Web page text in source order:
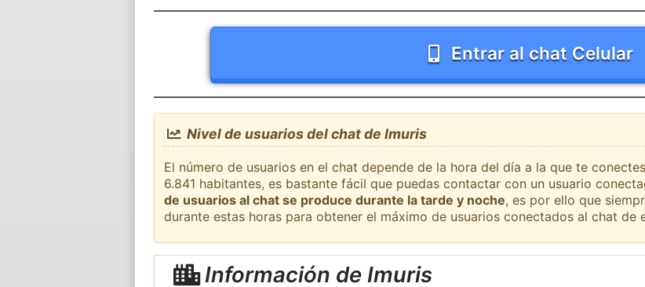
Entrar al chat Celular
Nivel de usuarios del chat de Imuris
El número de usuarios en el chat depende de la hora del día a la que te
6.841 habitantes, es bastante fácil que puedas contactar con un usuario
de usuarios al chat se produce durante la tarde y noche, es por ello que
durante estas horas para obtener el máximo de usuarios conectados al chat de
Información de Imuris